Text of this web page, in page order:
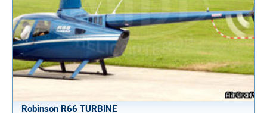
Robinson R66 TURBINE